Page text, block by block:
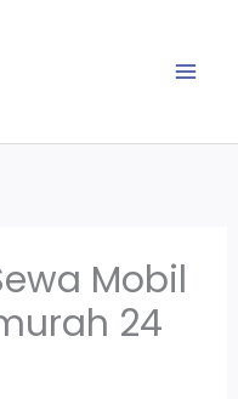
Mobil
24